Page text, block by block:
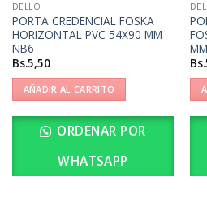
DELLO
PORTA CREDENCIAL FOSKA
HORIZONTAL PVC 54X90 MM
NB6
Bs.5,50
AÑADIR AL CARRITO
ORDENAR POR
WHATSAPP
Bs.